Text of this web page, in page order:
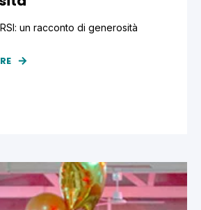
un racconto di generosità